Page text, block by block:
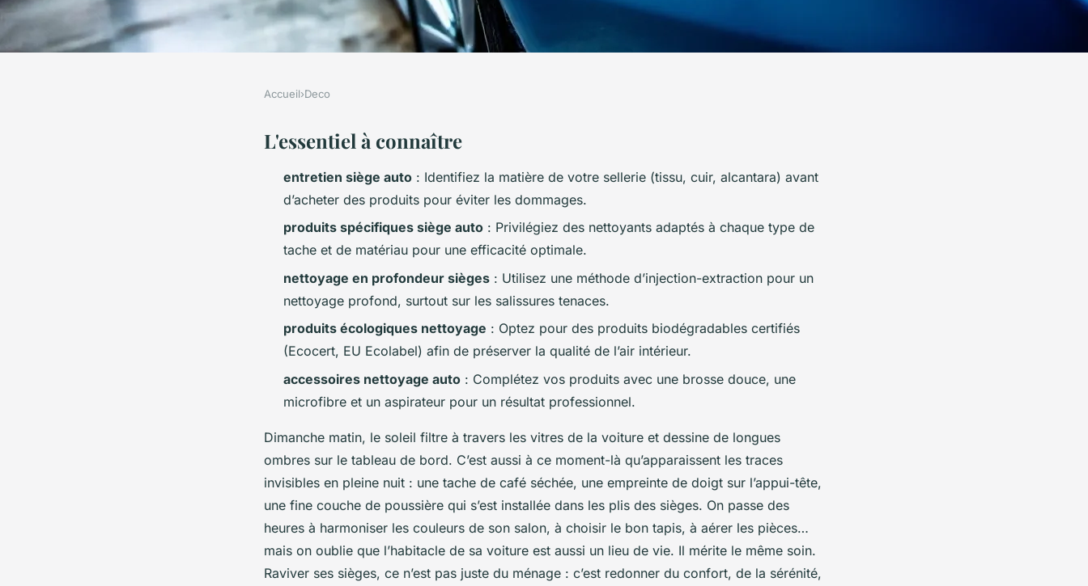
Les meilleures astuces pour choisir
des produits de nettoyage auto
Accueil›Deco
L'essentiel à connaître
entretien siège auto : Identifiez la matière de votre sellerie (tissu, cuir, alcantara) avant
d’acheter des produits pour éviter les dommages.
produits spécifiques siège auto : Privilégiez des nettoyants adaptés à chaque type de
tache et de matériau pour une efficacité optimale.
nettoyage en profondeur sièges : Utilisez une méthode d’injection-extraction pour un
nettoyage profond, surtout sur les salissures tenaces.
produits écologiques nettoyage : Optez pour des produits biodégradables certifiés
(Ecocert, EU Ecolabel) afin de préserver la qualité de l’air intérieur.
accessoires nettoyage auto : Complétez vos produits avec une brosse douce, une
microfibre et un aspirateur pour un résultat professionnel.
Dimanche matin, le soleil filtre à travers les vitres de la voiture et dessine de longues
ombres sur le tableau de bord. C’est aussi à ce moment-là qu’apparaissent les traces
invisibles en pleine nuit : une tache de café séchée, une empreinte de doigt sur l’appui-tête,
une fine couche de poussière qui s’est installée dans les plis des sièges. On passe des
heures à harmoniser les couleurs de son salon, à choisir le bon tapis, à aérer les pièces…
mais on oublie que l’habitacle de sa voiture est aussi un lieu de vie. Il mérite le même soin.
Raviver ses sièges, ce n’est pas juste du ménage : c’est redonner du confort, de la sérénité,